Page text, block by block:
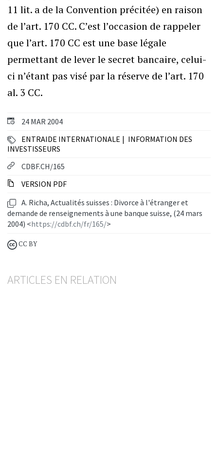
24 MAR 2004
ENTRAIDE INTERNATIONALE
INFORMATION DES
INVESTISSEURS
CDBF.CH/165
VERSION PDF
A. Richa, Actualités suisses : Divorce à l'étranger et
demande de renseignements à une banque suisse, (24 mars
2004) <https://cdbf.ch/fr/165/>
CC BY
ARTICLES EN RELATION
11 lit. a de la Convention précitée) en raison
de l’art. 170 CC. C’est l’occasion de rappeler
que l’art. 170 CC est une base légale
permettant de lever le secret bancaire, celui-
ci n’étant pas visé par la réserve de l’art. 170
al. 3 CC.